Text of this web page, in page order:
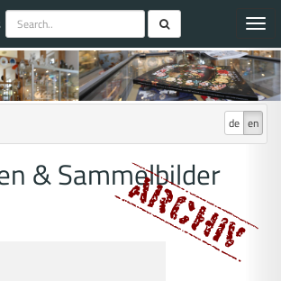
de en
& Sammelbilder